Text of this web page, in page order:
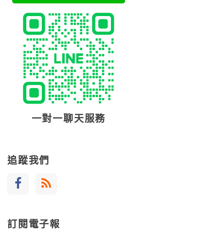
一對一聊天服務
追蹤我們
訂閱電子報